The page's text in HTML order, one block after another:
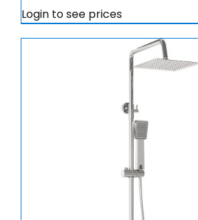
Login to see prices